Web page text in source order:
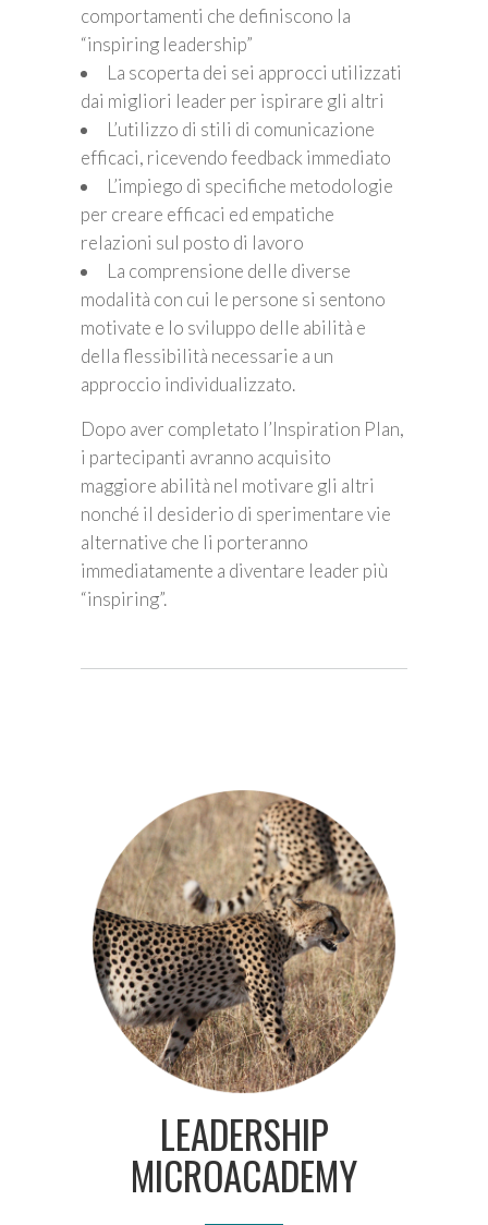
comportamenti che definiscono la
“inspiring leadership”
La scoperta dei sei approcci utilizzati
dai migliori leader per ispirare gli altri
L’utilizzo di stili di comunicazione
efficaci, ricevendo feedback immediato
L’impiego di specifiche metodologie
per creare efficaci ed empatiche
relazioni sul posto di lavoro
La comprensione delle diverse
modalità con cui le persone si sentono
motivate e lo sviluppo delle abilità e
della flessibilità necessarie a un
approccio individualizzato.
Dopo aver completato l’Inspiration Plan,
i partecipanti avranno acquisito
maggiore abilità nel motivare gli altri
nonché il desiderio di sperimentare vie
alternative che li porteranno
immediatamente a diventare leader più
“inspiring”.
LEADERSHIP
MICROACADEMY